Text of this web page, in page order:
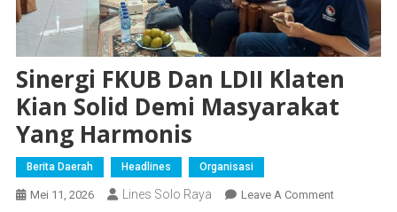
Sinergi FKUB Dan LDII Klaten
Kian Solid Demi Masyarakat
Yang Harmonis
Berita Daerah Headlines Organisasi
Mei 11, 2026 Lines Solo Raya Leave A Comment